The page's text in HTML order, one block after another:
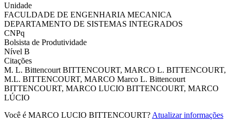
Unidade
FACULDADE DE ENGENHARIA MECANICA
DEPARTAMENTO DE SISTEMAS INTEGRADOS
CNPq
Bolsista de Produtividade
Nível B
Citações
M. L. Bittencourt BITTENCOURT, MARCO L. BITTENCOURT,
M.L. BITTENCOURT, MARCO Marco L. Bittencourt
BITTENCOURT, MARCO LUCIO BITTENCOURT, MARCO
LÚCIO
Você é MARCO LUCIO BITTENCOURT? Atualizar informações